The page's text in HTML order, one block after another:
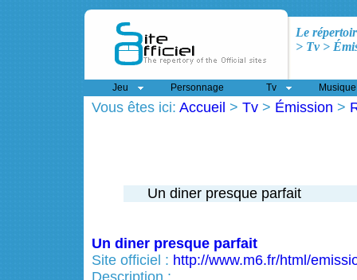
Le
> Tv >
Vous êtes ici: Accueil > Tv > Émission >
Un diner presque parfait
Un diner presque parfait
Site officiel : http://www.m6.fr/html/
Description :
Jeu Personnage Tv Musique